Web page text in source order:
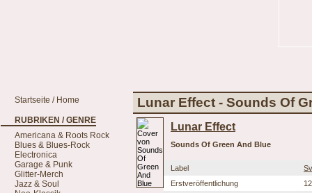
Startseite / Home
RUBRIKEN / GENRE
Americana & Roots Rock
Blues & Blues-Rock
Electronica
Garage & Punk
Glitter-Merch
Jazz & Soul
Lunar Effect - Sounds Of
Lunar Effect
Sounds Of Green And Blue
Label
Erstveröffentlichung